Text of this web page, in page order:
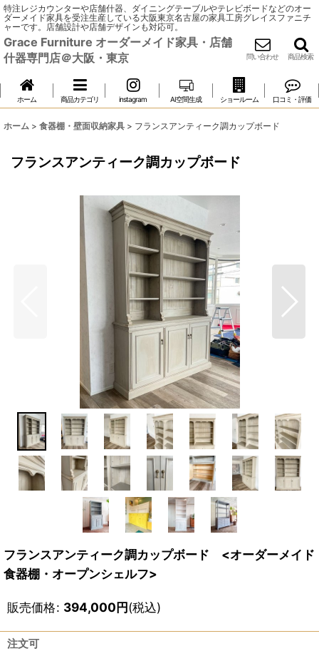
特注レジカウンターや店舗什器、ダイニングテーブルやテレビボードなどのオー
ダーメイド家具を受注生産している大阪東京名古屋の家具工房グレイスファニチ
ャーです。店舗設計や店舗デザインも対応可。
Grace Furniture オーダーメイド家具・店舗
什器専門店＠大阪・東京
問い合わせ 商品検索
ホーム 商品カテゴリ instagram AI空間生成 ショールーム 口コミ・評価
ホーム > 食器棚・壁面収納家具 > フランスアンティーク調カップボード
フランスアンティーク調カップボード
フランスアンティーク調カップボード <オーダーメイド
食器棚・オープンシェルフ>
販売価格: 394,000円(税込)
注文可